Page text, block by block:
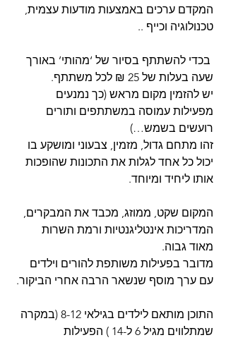
המקדם ערכים באמצעות מודעות עצמית,
טכנולוגיה וכייף ..
בכדי להשתתף בסיור של ‘מהותי’ באורך
שעה בעלות של 25 ₪ לכל משתתף.
יש להזמין מקום מראש (כך נמנעים
מפעילות עמוסה במשתתפים ותורים
רועשים בשמש…)
זהו מתחם גדול, מזמין, צבעוני ומושקע בו
יכול כל אחד לגלות את התכונות שהופכות
אותו ליחיד ומיוחד.
המקום שקט, ממוזג, מכבד את המבקרים,
המדריכות אינטליגנטיות ורמת השרות
מאוד גבוה.
מדובר בפעילות משותפת להורים וילדים
עם ערך מוסף שנשאר הרבה אחרי הביקור.
התוכן מותאם לילדים בגילאי 8-12 (במקרה
שמתלווים מגיל 6 ל-14 ) הפעילות